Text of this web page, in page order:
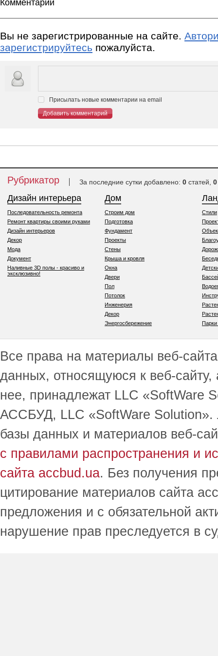
Комментарии
Вы не зарегистрированные на сайте.
зарегистрируйтесь пожалуйста.
Присылать новые комментарии на email
Добавить комментарий
Рубрикатор За последние сутки добавлено: 0 статей, 0
Дизайн интерьера
Последовательность ремонта
Ремонт квартиры своими руками
Дизайн интерьеров
Декор
Мода
Документ
Наливные 3D полы - красиво и
эксклюзивно!
Дом
Строим дом
Подготовка
Фундамент
Проекты
Стены
Крыша и кровля
Окна
Двери
Пол
Потолок
Инженерия
Декор
Энергосбережение
Стили
Все права на материалы веб-
данных, относящуюся к веб-
нее, принадлежат LLC
АССБУД, LLC «SoftWare Solution».
базы данных и материалов веб-
с правилами распространения и
сайта accbud.ua. Без получения
цитирование материалов сайта
предложения и с обязательной
нарушение прав преследуется в